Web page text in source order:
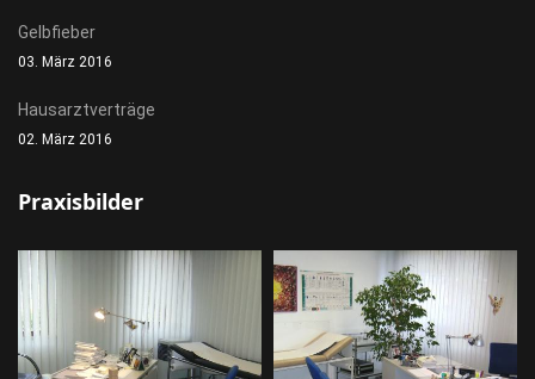
Gelbfieber
03. März 2016
Hausarztverträge
02. März 2016
Praxisbilder